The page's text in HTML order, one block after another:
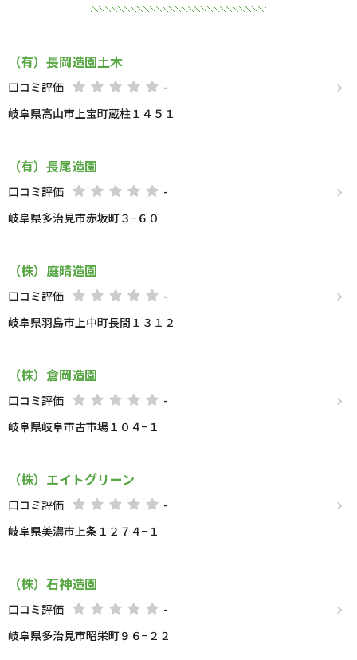
（有）長岡造園土木
口コミ評価
-
岐阜県高山市上宝町蔵柱１４５１
（有）長尾造園
口コミ評価
-
岐阜県多治見市赤坂町３−６０
（株）庭晴造園
口コミ評価
-
岐阜県羽島市上中町長間１３１２
（株）倉岡造園
口コミ評価
-
岐阜県岐阜市古市場１０４−１
（株）エイトグリーン
口コミ評価
-
岐阜県美濃市上条１２７４−１
（株）石神造園
口コミ評価
-
岐阜県多治見市昭栄町９６−２２